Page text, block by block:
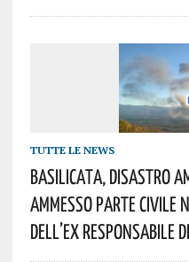
TUTTE LE NEWS
Basilicata, Disastro
Ammesso Parte Civile
Dell’ex Responsabile